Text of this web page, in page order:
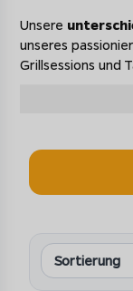
Unsere
unseres
Grillsessions und
können und sind